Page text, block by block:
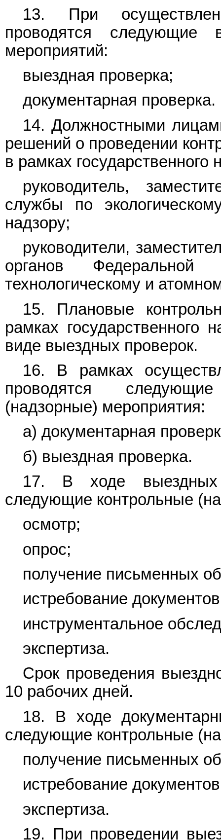
13. При
проводятся следующие
мероприятий:
выездная проверка;
документарная проверка.
14. Должностными
решений о проведении
в рамках государственного
руководитель,
службы по
надзору;
руководители,
органов Федеральной
технологическому и
15. Плановые
рамках государственного
виде выездных проверок.
16. В рамках
проводятся
(надзорные) мероприятия:
а) документарная
б) выездная проверка.
17. В ходе выездных
следующие контрольные
осмотр;
опрос;
получение письменных
истребование
инструментальное
экспертиза.
Срок проведения
10 рабочих дней.
18. В ходе
следующие контрольные
получение письменных
истребование
экспертиза.
19. При проведении